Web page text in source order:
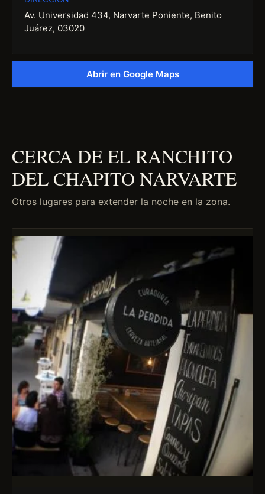
Av. Universidad 434, Narvarte Poniente, Benito
Juárez, 03020
Abrir en Google Maps
CERCA DE EL RANCHITO
DEL CHAPITO NARVARTE
Otros lugares para extender la noche en la zona.